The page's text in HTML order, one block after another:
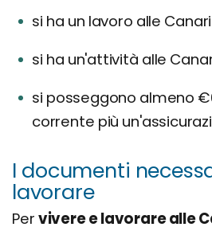
si ha un lavoro alle
si ha un'attività alle
si posseggono almeno
corrente più
I documenti
lavorare
Per vivere e lavorare alle